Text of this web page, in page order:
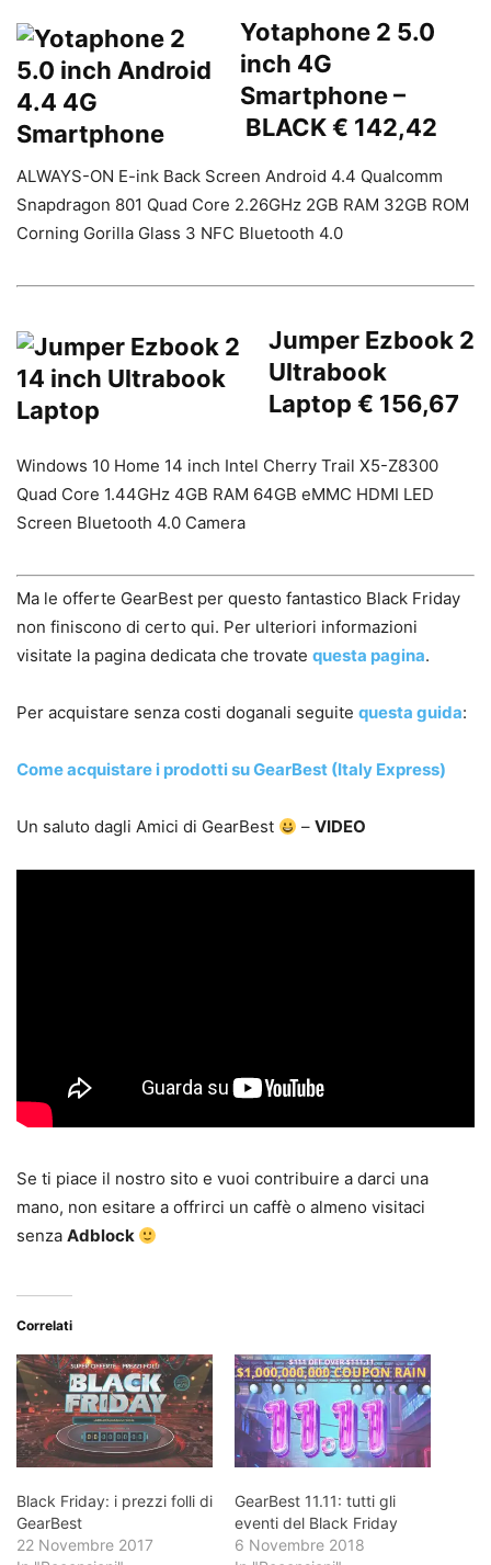
Yotaphone 2 5.0
inch 4G
Smartphone –
BLACK € 142,42
ALWAYS-ON E-ink Back Screen Android 4.4 Qualcomm
Snapdragon 801 Quad Core 2.26GHz 2GB RAM 32GB ROM
Corning Gorilla Glass 3 NFC Bluetooth 4.0
Jumper Ezbook 2
Ultrabook
Laptop € 156,67
Windows 10 Home 14 inch Intel Cherry Trail X5-Z8300
Quad Core 1.44GHz 4GB RAM 64GB eMMC HDMI LED
Screen Bluetooth 4.0 Camera
Ma le offerte GearBest per questo fantastico Black Friday
non finiscono di certo qui. Per ulteriori informazioni
visitate la pagina dedicata che trovate questa pagina.
Per acquistare senza costi doganali seguite questa guida:
Come acquistare i prodotti su GearBest (Italy Express)
Un saluto dagli Amici di GearBest –VIDEO
Se ti piace il nostro sito e vuoi contribuire a darci una
mano, non esitare a offrirci un caffè o almeno visitaci
senza Adblock
Correlati
Black Friday: i prezzi folli di
GearBest
22 Novembre 2017
GearBest 11.11: tutti gli
eventi del Black Friday
6 Novembre 2018